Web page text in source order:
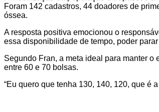
Foram 142 cadastros, 44 doadores de
óssea.
A resposta positiva emocionou o
essa disponibilidade de tempo, poder
Segundo Fran, a meta ideal para manter
entre 60 e 70 bolsas.
“Eu quero que tenha 130, 140, 120, que é